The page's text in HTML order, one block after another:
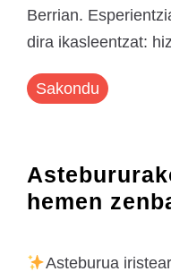
Berrian.
dira ikasleentzat:
Sakondu
hemen
Asteburua